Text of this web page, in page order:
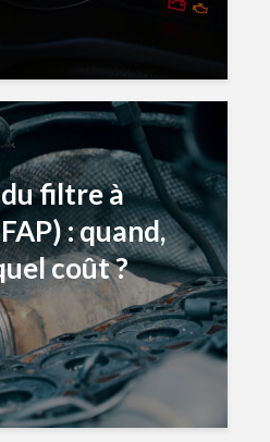
filtre à
: quand,
coût ?